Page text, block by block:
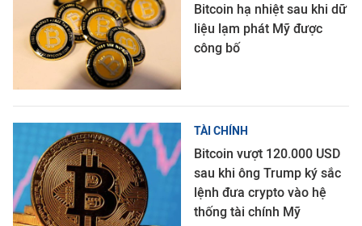
Bitcoin hạ nhiệt sau khi dữ
liệu lạm phát Mỹ được
công bố
TÀI CHÍNH
Bitcoin vượt 120.000 USD
sau khi ông Trump ký sắc
lệnh đưa crypto vào hệ
thống tài chính Mỹ